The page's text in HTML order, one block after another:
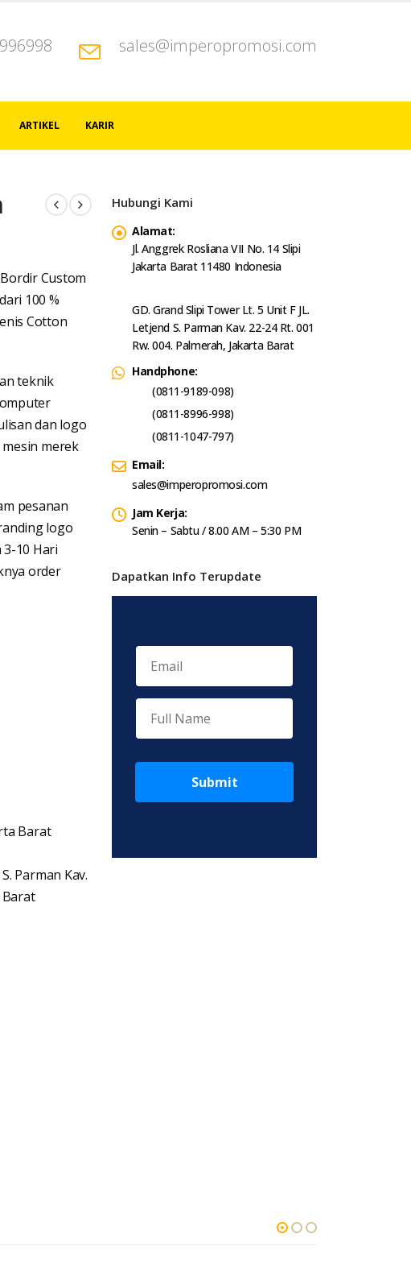
sales@imperopromosi.com
ARTIKEL KARIR
Custom
100 %
Cotton
teknik
dan logo
merek
pesanan
logo
10 Hari
order
Barat
Parman Kav.
Barat
Hubungi Kami
Alamat:
Jl. Anggrek Rosliana VII No. 14 Slipi
Jakarta Barat 11480 Indonesia
GD. Grand Slipi Tower Lt. 5 Unit F JL.
Letjend S. Parman Kav. 22-24 Rt. 001
Rw. 004. Palmerah, Jakarta Barat
Handphone:
(0811-9189-098)
(0811-8996-998)
(0811-1047-797)
Email:
sales@imperopromosi.com
Jam Kerja:
Senin – Sabtu / 8.00 AM – 5:30 PM
Dapatkan Info Terupdate
Submit